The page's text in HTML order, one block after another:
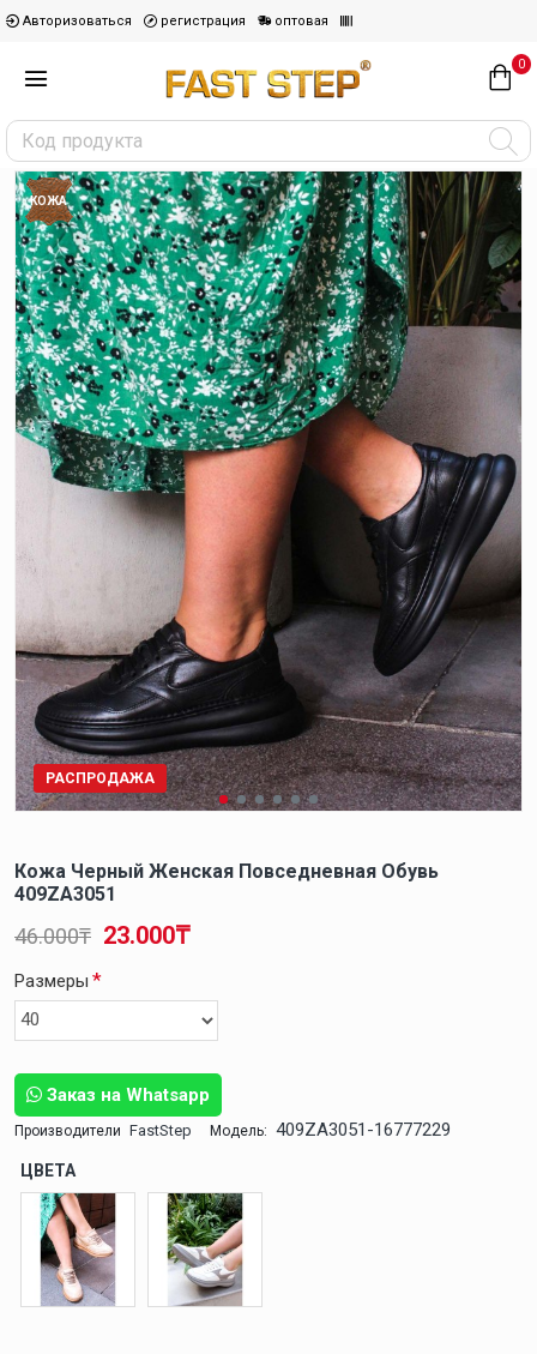
Авторизоваться регистрация оптовая
0
КОЖА
РАСПРОДАЖА
Кожа Черный Женская Повседневная Обувь
409ZA3051
Заказ на Whatsapp
Производители FastStep Модель: 409ZA3051-16777229
23.000₸
46.000₸
Размеры
ЦВЕТА